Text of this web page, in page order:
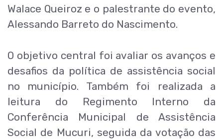
Walace Queiroz e o palestrante do evento,
Alessando Barreto do Nascimento.
O objetivo central foi avaliar os avanços e
desafios da política de assistência social
no município. Também foi realizada a
leitura do Regimento Interno da
Conferência Municipal de Assistência
Social de Mucuri, seguida da votação das